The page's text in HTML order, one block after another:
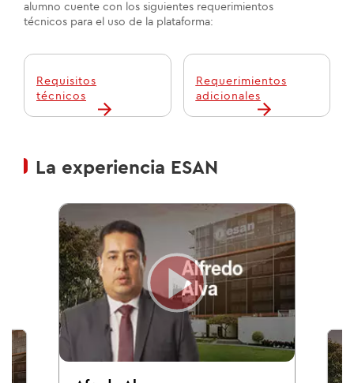
alumno cuente con los siguientes requerimientos
técnicos para el uso de la plataforma:
Requisitos
técnicos
Requerimientos
adicionales
La experiencia ESAN